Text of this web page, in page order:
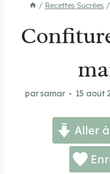
/ Recettes Sucrées /
parsamar 15 août
Aller